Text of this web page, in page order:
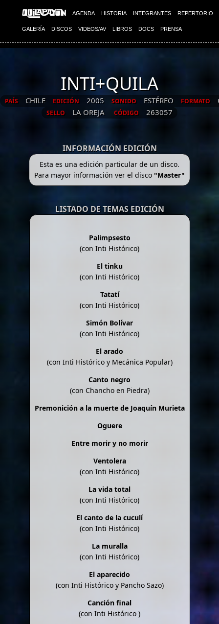
AGENDA HISTORIA INTEGRANTES REPERTORIO
GALERÍA DISCOS VIDEOS/AV LIBROS DOCS PRENSA
INTI+QUILA
PAÍS CHILE EDICIÓN 2005 SONIDO ESTÉREO FORMATO
SELLO LA OREJA CÓDIGO 263057
INFORMACIÓN EDICIÓN
Esta es una edición particular de un disco.
Para mayor información ver el disco "Master"
LISTADO DE TEMAS EDICIÓN
Palimpsesto
(con Inti Histórico)
El tinku
(con Inti Histórico)
Tatatí
(con Inti Histórico)
Simón Bolívar
(con Inti Histórico)
El arado
(con Inti Histórico y Mecánica Popular)
Canto negro
(con Chancho en Piedra)
Premonición a la muerte de Joaquín Murieta
Oguere
Entre morir y no morir
Ventolera
(con Inti Histórico)
La vida total
(con Inti Histórico)
El canto de la cuculí
(con Inti Histórico)
La muralla
(con Inti Histórico)
El aparecido
(con Inti Histórico y Pancho Sazo)
Canción final
(con Inti Histórico )